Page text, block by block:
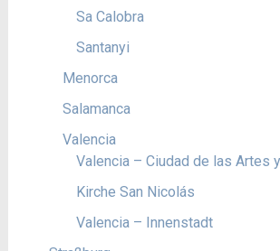
Sa Calobra
Santanyi
Menorca
Salamanca
Valencia
Valencia – Ciudad de las Artes
Kirche San Nicolás
Valencia – Innenstadt